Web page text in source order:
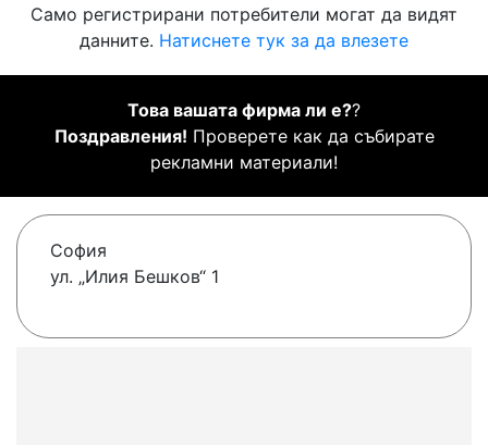
Само регистрирани потребители могат да видят
данните. Натиснете тук за да влезете
Това вашата фирма ли е??
Поздравления! Проверете как да събирате
рекламни материали!
София
ул. „Илия Бешков“ 1